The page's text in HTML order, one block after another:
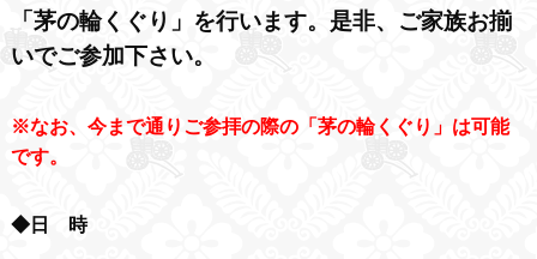
「茅の輪くぐり」を行います。是非、ご家族お揃
いでご参加下さい。
※なお、今まで通りご参拝の際の「茅の輪くぐり」は可能
です。
◆日 時